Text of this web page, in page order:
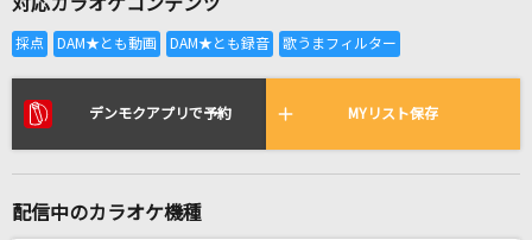
全国りれき
リアルタイムで歌われている曲の一覧
デンモクアプリで予約 MYリスト保存
配信中のカラオケ機種